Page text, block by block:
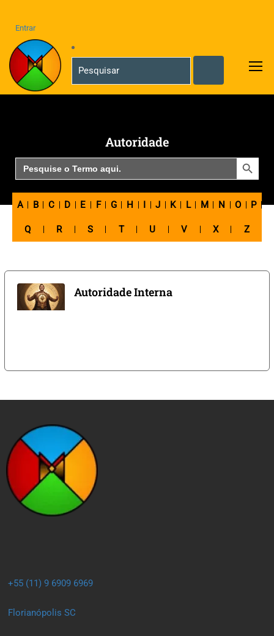
Entrar
Autoridade
Search
for:
SEARCH BUTTON
A B C D E F G H I J K L M N O P
Q R S T U V X Z
Autoridade Interna
+55 (11) 9 6909 6969
Florianópolis SC